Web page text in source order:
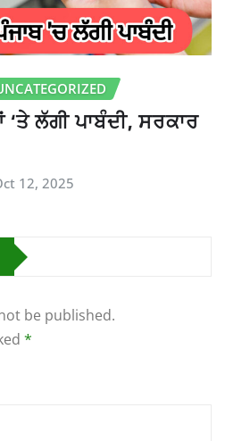
ਲੱਗੀ ਪਾਬੰਦੀ, ਸਰਕਾਰ
12, 2025
be published.
*